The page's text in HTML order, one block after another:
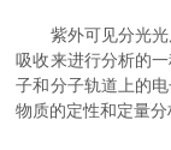
紫外可见分光光
吸收来进行分析的
子和分子轨道上的
物质的定性和定量分